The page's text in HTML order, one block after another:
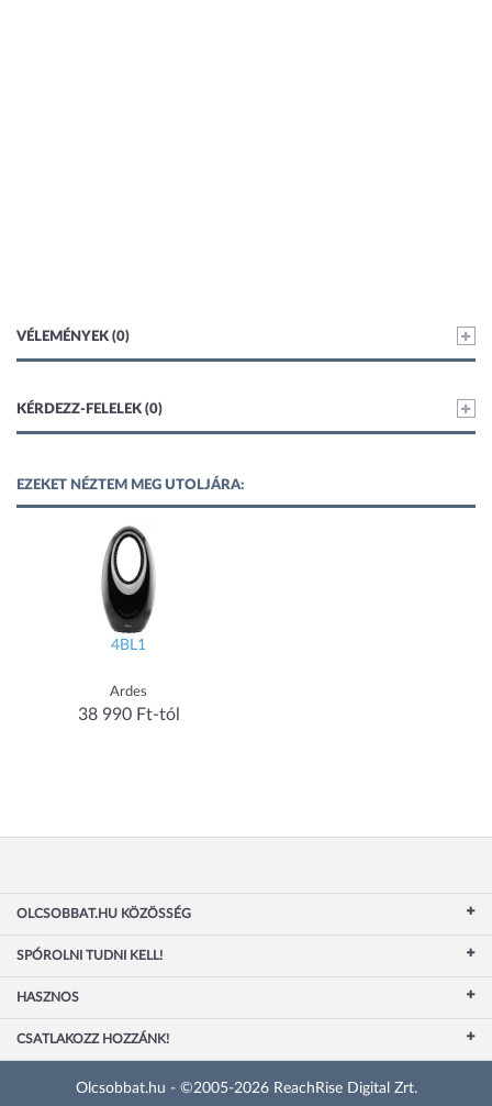
VÉLEMÉNYEK (0)
KÉRDEZZ-FELELEK (0)
EZEKET NÉZTEM MEG UTOLJÁRA:
4BL1
Ardes
38 990 Ft-tól
OLCSOBBAT.HU KÖZÖSSÉG
SPÓROLNI TUDNI KELL!
HASZNOS
CSATLAKOZZ HOZZÁNK!
Olcsobbat.hu - ©2005-2026 ReachRise Digital Zrt.